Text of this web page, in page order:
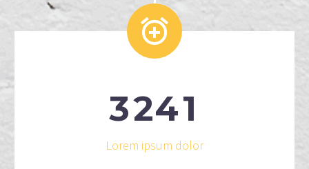


3241
Lorem ipsum dolor